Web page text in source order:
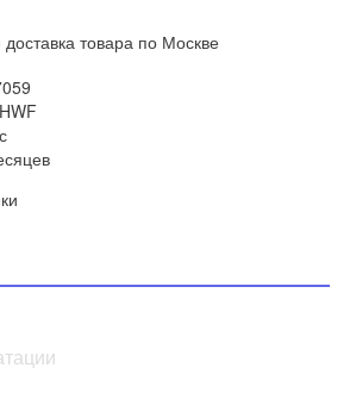
товара по Москве